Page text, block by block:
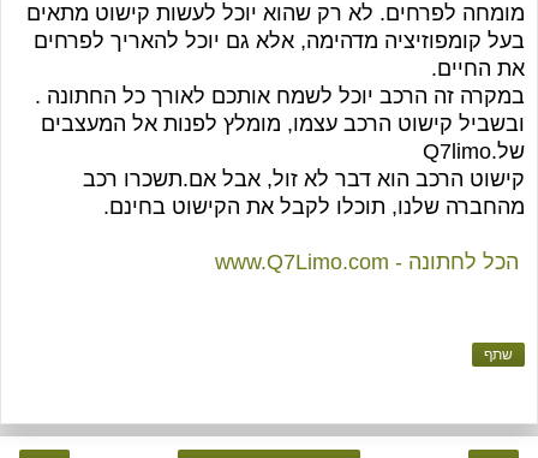
מומחה לפרחים. לא רק שהוא יוכל לעשות קישוט מתאים
בעל קומפוזיציה מדהימה, אלא גם יוכל להאריך לפרחים
את החיים.
במקרה זה הרכב יוכל לשמח אותכם לאורך כל החתונה .
ובשביל קישוט הרכב עצמו, מומלץ לפנות אל המעצבים
שלQ7limo.
קישוט הרכב הוא דבר לא זול, אבל אם.תשכרו רכב
מהחברה שלנו, תוכלו לקבל את הקישוט בחינם.
שתף